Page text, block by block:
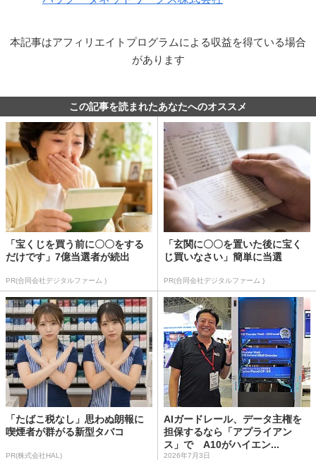
本記事はアフィリエイトプログラムによる収益を得ている場合
があります
この記事を読まれたあなたへのオススメ
「宝くじを買う前に〇〇をする
だけです」7億当選者が続出
PR(合同会社デジタルファーム )
「玄関に〇〇を置いた後に宝く
じ買いなさい」簡単に当選
PR(合同会社デジタルファーム )
「たばこ税なし」思わぬ朗報に
喫煙者が群がる新型タバコ
PR(株式会社HAL)
AIガードレール、データ主権を
担保するなら「アプライアン
ス」で A10がハイエン...
2026年7月3日